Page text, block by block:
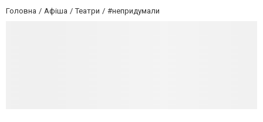
Головна Афіша Театри #непридумали